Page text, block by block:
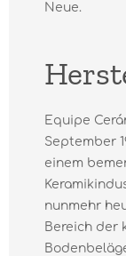
Neue.
Equipe
September
einem
nunmehr
Bereich der